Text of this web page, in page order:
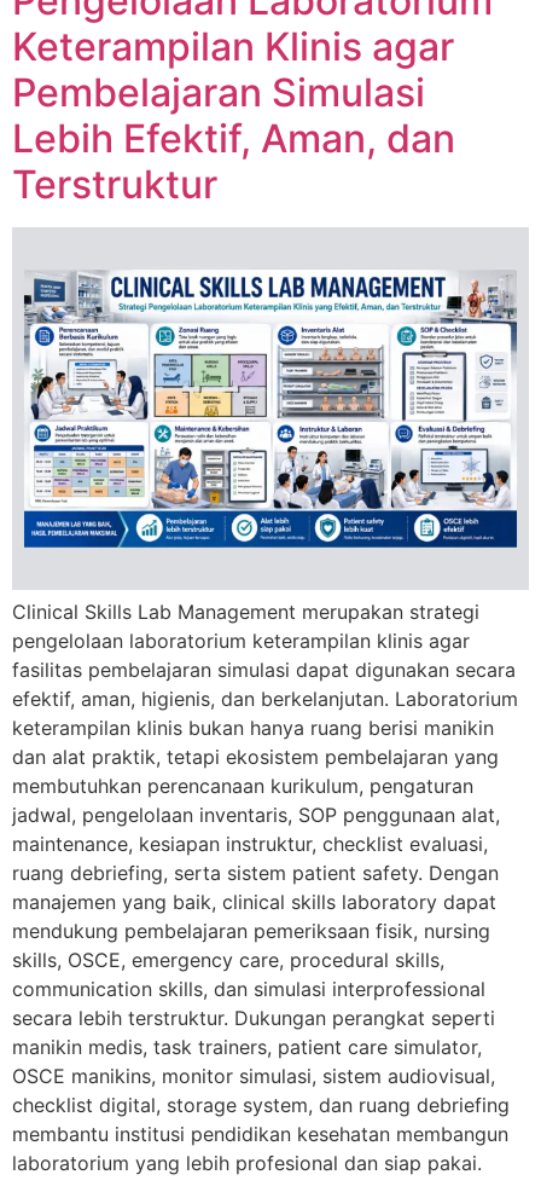
Keterampilan Klinis agar
Pembelajaran Simulasi
Lebih Efektif, Aman, dan
Terstruktur
Clinical Skills Lab Management merupakan strategi
pengelolaan laboratorium keterampilan klinis agar
fasilitas pembelajaran simulasi dapat digunakan secara
efektif, aman, higienis, dan berkelanjutan. Laboratorium
keterampilan klinis bukan hanya ruang berisi manikin
dan alat praktik, tetapi ekosistem pembelajaran yang
membutuhkan perencanaan kurikulum, pengaturan
jadwal, pengelolaan inventaris, SOP penggunaan alat,
maintenance, kesiapan instruktur, checklist evaluasi,
ruang debriefing, serta sistem patient safety. Dengan
manajemen yang baik, clinical skills laboratory dapat
mendukung pembelajaran pemeriksaan fisik, nursing
skills, OSCE, emergency care, procedural skills,
communication skills, dan simulasi interprofessional
secara lebih terstruktur. Dukungan perangkat seperti
manikin medis, task trainers, patient care simulator,
OSCE manikins, monitor simulasi, sistem audiovisual,
checklist digital, storage system, dan ruang debriefing
membantu institusi pendidikan kesehatan membangun
laboratorium yang lebih profesional dan siap pakai.